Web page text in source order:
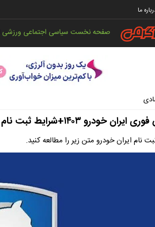
ما
صفحه نخستسیاسی اجتماعی ورزشی
خودرو ۱۴۰۳+شرایط ثبت نام
نام ایران خودرو متن زیر را مطالعه کنید.